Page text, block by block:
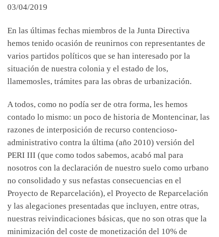
03/04/2019
En las últimas fechas miembros de la Junta Directiva
hemos tenido ocasión de reunirnos con representantes de
varios partidos políticos que se han interesado por la
situación de nuestra colonia y el estado de los,
llamemosles, trámites para las obras de urbanización.
A todos, como no podía ser de otra forma, les hemos
contado lo mismo: un poco de historia de Montencinar, las
razones de interposición de recurso contencioso-
administrativo contra la última (año 2010) versión del
PERI III (que como todos sabemos, acabó mal para
nosotros con la declaración de nuestro suelo como urbano
no consolidado y sus nefastas consecuencias en el
Proyecto de Reparcelación), el Proyecto de Reparcelación
y las alegaciones presentadas que incluyen, entre otras,
nuestras reivindicaciones básicas, que no son otras que la
minimización del coste de monetización del 10% de